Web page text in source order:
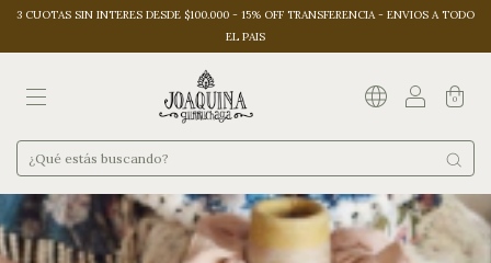
3 CUOTAS SIN INTERES DESDE $100.000 - 15% OFF TRANSFERENCIA - ENVIOS A TODO
EL PAIS
0